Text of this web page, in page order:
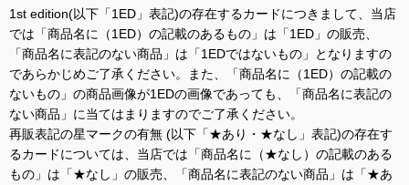
1st edition(以下「1ED」表記)の存在するカードにつきまして、当店
では「商品名に（1ED）の記載のあるもの」は「1ED」の販売、
「商品名に表記のない商品」は「1EDではないもの」となりますの
であらかじめご了承ください。また、「商品名に（1ED）の記載の
ないもの」の商品画像が1EDの画像であっても、「商品名に表記の
ない商品」に当てはまりますのでご了承ください。
再販表記の星マークの有無 (以下「★あり・★なし」表記)の存在す
るカードについては、当店では「商品名に（★なし）の記載のある
もの」は「★なし」の販売、「商品名に表記のない商品」は「★あ